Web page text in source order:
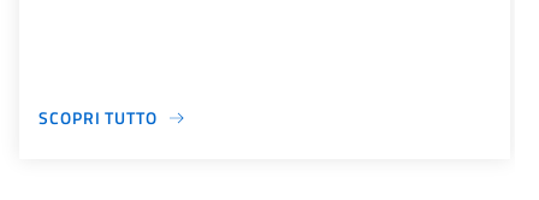
SCOPRI TUTTO